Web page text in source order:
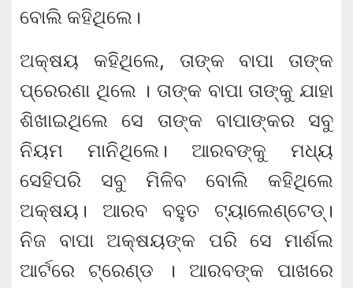
ବୋଲି କହିଥିଲେ।
ଅକ୍ଷୟ କହିଥିଲେ, ତାଙ୍କ ବାପା ତାଙ୍କ
ପ୍ରେରଣା ଥିଲେ । ତାଙ୍କ ବାପା ତାଙ୍କୁ ଯାହା
ଶିଖାଇଥିଲେ ସେ ତାଙ୍କ ବାପାଙ୍କର ସବୁ
ନିୟମ ମାନିଥିଲେ। ଆରବଙ୍କୁ ମଧ୍ୟ
ସେହିପରି ସବୁ ମିଳିବ ବୋଲି କହିଥିଲେ
ଅକ୍ଷୟ। ଆରବ ବହୁତ ଟ୍ୟାଲେଣ୍ଟେଡ୍।
ନିଜ ବାପା ଅକ୍ଷୟଙ୍କ ପରି ସେ ମାର୍ଶଲ
ଆର୍ଟରେ ଟ୍ରେଣ୍ଡ । ଆରବଙ୍କ ପାଖରେ